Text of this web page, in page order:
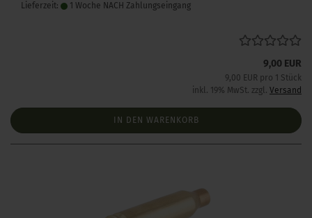
Lieferzeit: 1 Woche NACH Zahlungseingang
9,00 EUR
9,00 EUR pro 1 Stück
inkl. 19% MwSt. zzgl. Versand
IN DEN WARENKORB